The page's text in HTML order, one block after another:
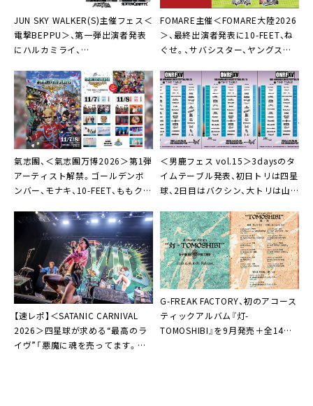
JUN SKY WALKER(S)主催フェス＜
電撃BEPPU＞、第一弾出演者発表
にハルカミライ、
FOMARE主催＜FOMARE⼤陸2026
＞、最終出演者発表に10-FEET、ね
ぐせ。、サバシスター、ヤングスキ
氣志團、＜氣志團万博2026＞第1弾
アーティスト解禁。ゴールデンボ
ンバー、モナキ、10-FEET、ももクロ
＜男鹿フェス vol.15＞3daysのタ
イムテーブル発表、初日トリは四星
球、2日目はバクシン、大トリは山
【速レポ】＜SATANIC CARNIVAL
2026＞四星球が求める“最高のラ
イヴ”「悪魔に魂を売ってます。み
G-FREAK FACTORY、初のアコース
ティックアルバム『灯-
TOMOSHIBI』を9月発売＋全14公